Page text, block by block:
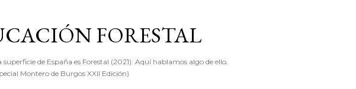
FORESTAL
superficie de España es Forestal (2021). Aquí hablamos algo de ello.
Montero de Burgos XXII Edición)